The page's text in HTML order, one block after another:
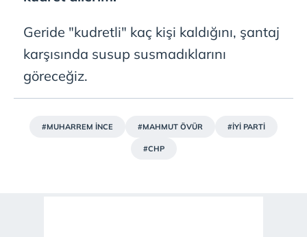
Geride "kudretli" kaç kişi kaldığını, şantaj
karşısında susup susmadıklarını
göreceğiz.
#MUHARREM İNCE #MAHMUT ÖVÜR #İYİ PARTİ
#CHP